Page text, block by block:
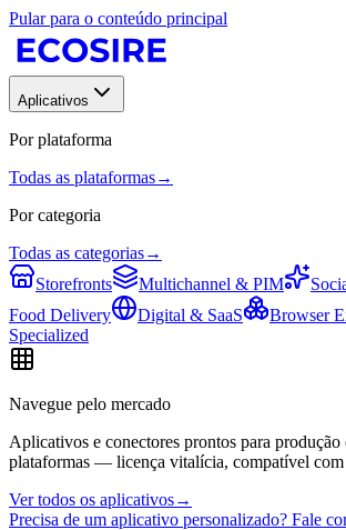
Pular para o conteúdo principal
Aplicativos
Por plataforma
Todas as plataformas→
Por categoria
Todas as categorias→
Storefronts
Multichannel & PIM
Food Delivery
Digital & SaaS
Browser
Specialized
Navegue pelo mercado
Aplicativos e conectores prontos para produção
plataformas — licença vitalícia, compatível com
Ver todos os aplicativos→
Precisa de um aplicativo personalizado? Fale